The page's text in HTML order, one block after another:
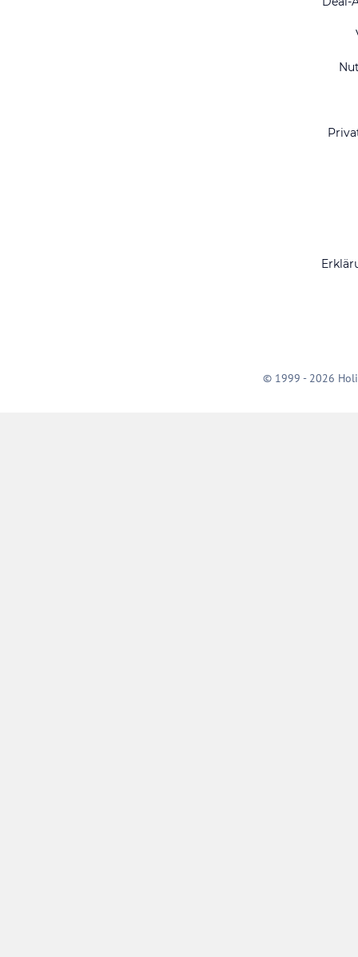
© 1999 - 2026